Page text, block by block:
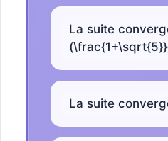
La suite
La suite